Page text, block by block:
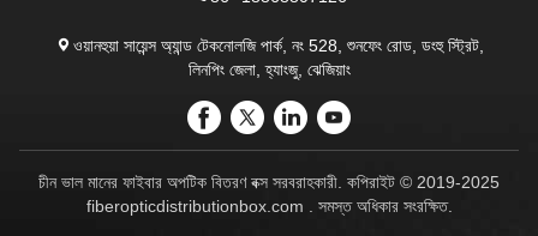
ওয়ানহুয়া সায়েন্স অ্যান্ড টেকনোলজি পার্ক, নং 528, শুনফেং রোড, ডংহু স্ট্রিট,
লিনপিং জেলা, হ্যাংজু, ঝেজিয়াং
চীন ভাল মানের ফাইবার অপটিক বিতরণ বক্স সরবরাহকারী. কপিরাইট © 2019-2025
fiberopticdistributionbox.com . সমস্ত অধিকার সংরক্ষিত.